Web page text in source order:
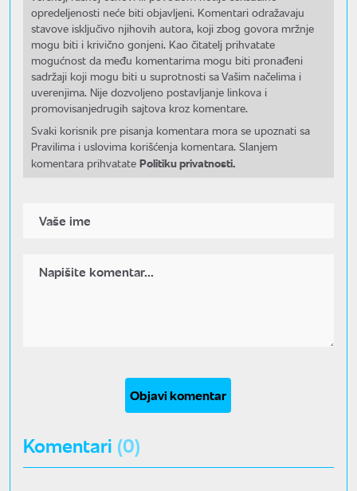
opredeljenosti neće biti objavljeni. Komentari odražavaju
stavove isključivo njihovih autora, koji zbog govora mržnje
mogu biti i krivično gonjeni. Kao čitatelj prihvatate
mogućnost da među komentarima mogu biti pronađeni
sadržaji koji mogu biti u suprotnosti sa Vašim načelima i
uverenjima. Nije dozvoljeno postavljanje linkova i
promovisanjedrugih sajtova kroz komentare.
Svaki korisnik pre pisanja komentara mora se upoznati sa
Pravilima i uslovima korišćenja komentara. Slanjem
komentara prihvatate Politiku privatnosti.
Objavi komentar
Komentari (0)